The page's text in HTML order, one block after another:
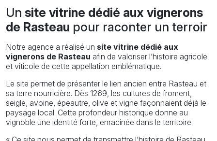
Un site vitrine dédié aux vignerons
de Rasteau pour raconter un terroir
Notre agence a réalisé un site vitrine dédié aux
vignerons de Rasteau afin de valoriser l’histoire agricole
et viticole de cette appellation emblématique.
Le site permet de présenter le lien ancien entre Rasteau et
sa terre nourricière. Dès 1269, les cultures de froment,
seigle, avoine, épeautre, olive et vigne façonnaient déjà le
paysage local. Cette profondeur historique donne au
vignoble une identité forte, enracinée dans le territoire.